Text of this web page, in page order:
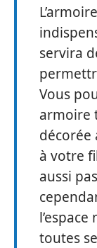
servira
Vous
armoire
décorée
à votre
aussi
toutes